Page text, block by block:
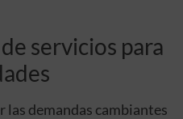
servicios para
las demandas cambiantes